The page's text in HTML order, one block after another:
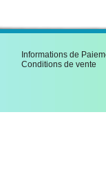
Informations de
Conditions de vente